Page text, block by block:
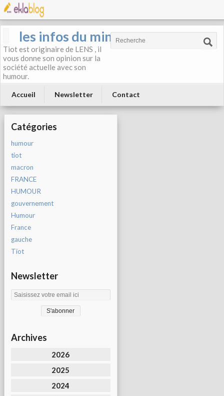
les infos du mineur
Tiot est originaire de LENS , il
vous donne son opinion sur la
société actuelle avec son
humour.
Accueil Newsletter Contact
Catégories
humour
tiot
macron
FRANCE
HUMOUR
gouvernement
Humour
France
gauche
Tiot
Newsletter
Archives
2026
2025
2024